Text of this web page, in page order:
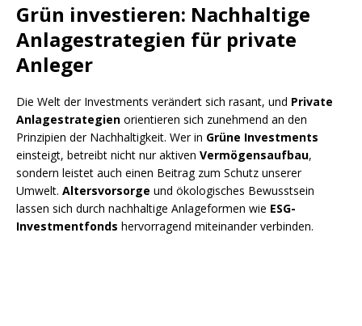
Grün investieren: Nachhaltige
Anlagestrategien für private
Anleger
Die Welt der Investments verändert sich rasant, und Private
Anlagestrategien orientieren sich zunehmend an den
Prinzipien der Nachhaltigkeit. Wer in Grüne Investments
einsteigt, betreibt nicht nur aktiven Vermögensaufbau,
sondern leistet auch einen Beitrag zum Schutz unserer
Umwelt. Altersvorsorge und ökologisches Bewusstsein
lassen sich durch nachhaltige Anlageformen wie ESG-
Investmentfonds hervorragend miteinander verbinden.